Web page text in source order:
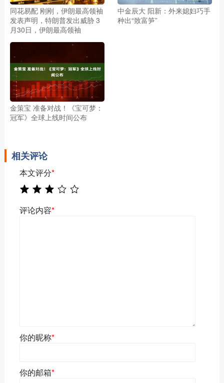
同花易配 刚刚，伊朗最高领袖
发表声明，特朗普发出威胁 3
月30日，伊朗最高领袖
中金辰大 阳新：外来媳妇巧手
种出“致富笋”
金策宝 准备对战！《宝可梦：
冠军》全球上线时间公布
相关评论
本文评分*
评论内容*
你的昵称*
你的邮箱*